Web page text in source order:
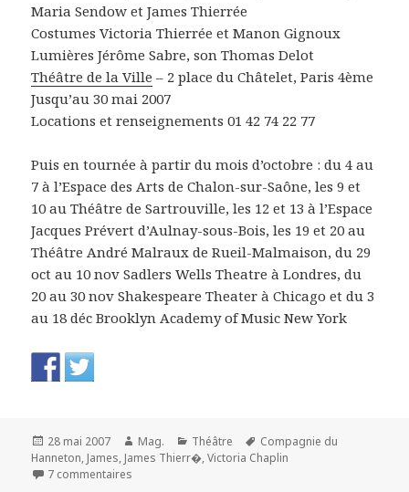
Maria Sendow et James Thierrée
Costumes Victoria Thierrée et Manon Gignoux
Lumières Jérôme Sabre, son Thomas Delot
Théâtre de la Ville – 2 place du Châtelet, Paris 4ème
Jusqu’au 30 mai 2007
Locations et renseignements 01 42 74 22 77
Puis en tournée à partir du mois d’octobre : du 4 au
7 à l’Espace des Arts de Chalon-sur-Saône, les 9 et
10 au Théâtre de Sartrouville, les 12 et 13 à l’Espace
Jacques Prévert d’Aulnay-sous-Bois, les 19 et 20 au
Théâtre André Malraux de Rueil-Malmaison, du 29
oct au 10 nov Sadlers Wells Theatre à Londres, du
20 au 30 nov Shakespeare Theater à Chicago et du 3
au 18 déc Brooklyn Academy of Music New York
Publié
le
28 mai 2007 Auteur
Mag. Catégories
Théâtre
Mots-
clés
Compagnie du
Hanneton, James, James Thierr�,Victoria Chaplin
7 commentaires